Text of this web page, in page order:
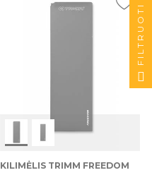
KILIMĖLIS TRIMM FREEDOM
FILTRUOTI